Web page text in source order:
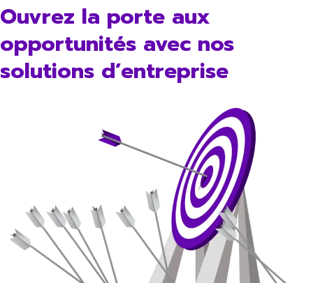
Ouvrez la porte aux
opportunités avec nos
solutions d’entreprise